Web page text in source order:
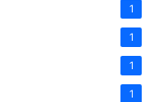
1
1
1
1